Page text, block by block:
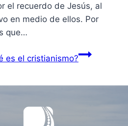
el recuerdo de Jesús, al
en medio de ellos. Por
que…
es el cristianismo?